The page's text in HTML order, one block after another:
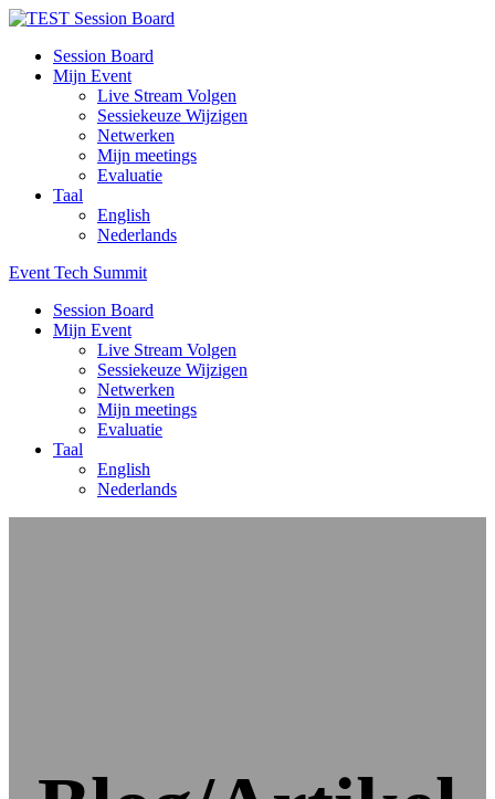
Session Board
Mijn Event
Live Stream Volgen
Sessiekeuze Wijzigen
Netwerken
Mijn meetings
Evaluatie
Taal
English
Nederlands
Event Tech Summit
Session Board
Mijn Event
Live Stream Volgen
Sessiekeuze Wijzigen
Netwerken
Mijn meetings
Evaluatie
Taal
English
Nederlands